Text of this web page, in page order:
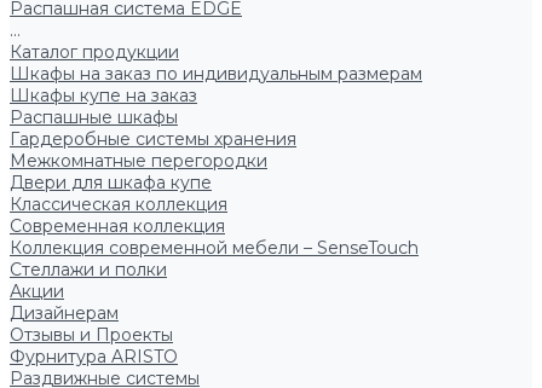
Распашная система EDGE
...
Каталог продукции
Шкафы на заказ по индивидуальным размерам
Шкафы купе на заказ
Распашные шкафы
Гардеробные системы хранения
Межкомнатные перегородки
Двери для шкафа купе
Классическая коллекция
Современная коллекция
Коллекция современной мебели – SenseTouch
Стеллажи и полки
Акции
Дизайнерам
Отзывы и Проекты
Фурнитура ARISTO
Раздвижные системы